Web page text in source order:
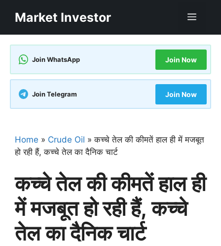
Market Investor
Join WhatsApp Join Now
Join Telegram Join Now
Home » Crude Oil »कच्चे तेल की कीमतें हाल ही में मजबूत
हो रही हैं, कच्चे तेल का दैनिक चार्ट
कच्चे तेल की कीमतें हाल ही
में मजबूत हो रही हैं, कच्चे
तेल का दैनिक चार्ट